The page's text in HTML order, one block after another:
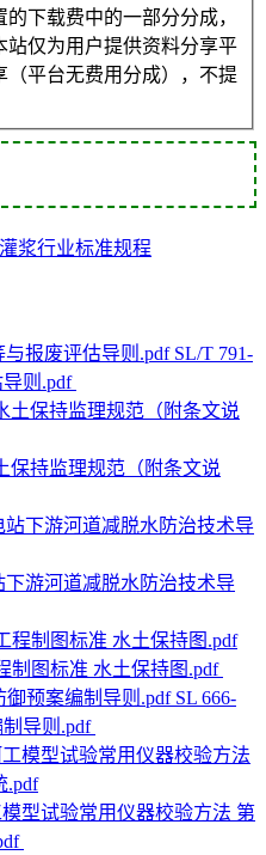
下载费中的一部分分成，
站仅为用户提供资料分享平
平台无费用分成），不提
灌浆行业标准规程
SL/T 791-
则.pdf
保持监理规范（附条文说
下游河道减脱水防治技术导
制图标准 水土保持图.pdf
SL 666-
导则.pdf
模型试验常用仪器校验方法 第